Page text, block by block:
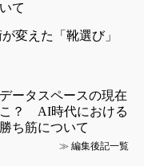
て
変えた「靴選び」
ータスペースの現在
？ AI時代における
ち筋について
≫ 編集後記一覧